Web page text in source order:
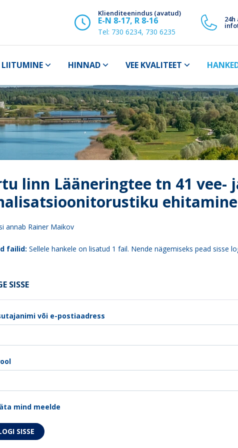
Klienditeenindus (avatud)
E-N 8-17, R 8-16
Tel: 730 6234, 730 6235
LIITUMINE HINNAD VEE KVALITEET
linn Lääneringtee tn 41 vee-
ehitamine
annab Rainer Maikov
failid: Sellele hankele on lisatud 1 fail. Nende nägemiseks pead sisse
SISSE
või e-postiaadress
mind meelde